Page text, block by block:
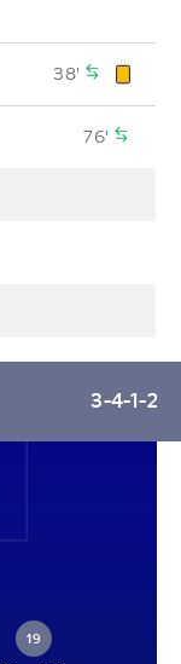
38'
76'
3-4-1-2
19